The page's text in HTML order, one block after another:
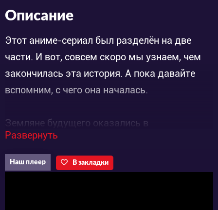
Описание
Этот аниме-сериал был разделён на две
части. И вот, совсем скоро мы узнаем, чем
закончилась эта история. А пока давайте
вспомним, с чего она началась.
Земляне будущего оказались в
затруднительном положении. Планета
перенаселена и больше не может прокормить
и снабдить ресурсами всех нуждающихся. В
Развернуть
Наш плеер В закладки